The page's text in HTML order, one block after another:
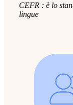
CEFR : è lo
lingue